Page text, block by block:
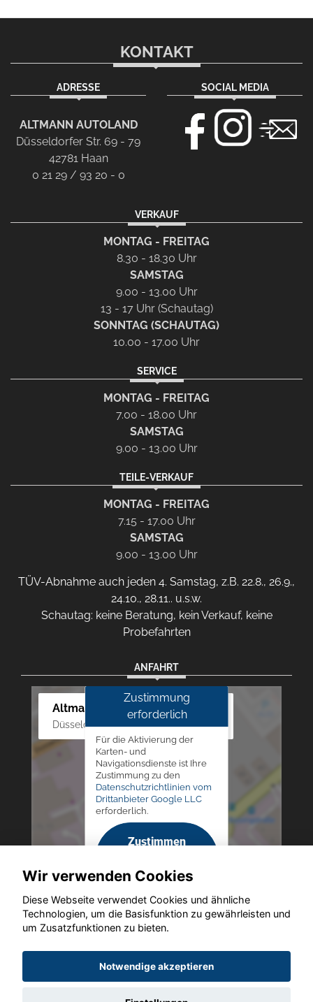
KONTAKT
ADRESSE
ALTMANN AUTOLAND
Düsseldorfer Str. 69 - 79
42781 Haan
0 21 29 / 93 20 - 0
SOCIAL MEDIA
VERKAUF
MONTAG - FREITAG
8.30 - 18.30 Uhr
SAMSTAG
9.00 - 13.00 Uhr
13 - 17 Uhr (Schautag)
SONNTAG (SCHAUTAG)
10.00 - 17.00 Uhr
SERVICE
MONTAG - FREITAG
7.00 - 18.00 Uhr
SAMSTAG
9.00 - 13.00 Uhr
TEILE-VERKAUF
MONTAG - FREITAG
7.15 - 17.00 Uhr
SAMSTAG
9.00 - 13.00 Uhr
TÜV-Abnahme auch jeden 4. Samstag, z.B. 22.8., 26.9.,
24.10., 28.11.. u.s.w.
Schautag: keine Beratung, kein Verkauf, keine
Probefahrten
ANFAHRT
Altmann Autoland
Düsseldorfer Str. 69 - 79, 42781 Haan
Zustimmung
erforderlich
Für die Aktivierung der
Karten- und
Navigationsdienste ist Ihre
Zustimmung zu den
Datenschutzrichtlinien vom
Drittanbieter Google LLC
erforderlich.
Zustimmen
aktivieren
Copyright © 2026. Altmann Autoland
Wir verwenden Cookies
Diese Webseite verwendet Cookies und ähnliche
Technologien, um die Basisfunktion zu gewährleisten und
um Zusatzfunktionen zu bieten.
Notwendige akzeptieren